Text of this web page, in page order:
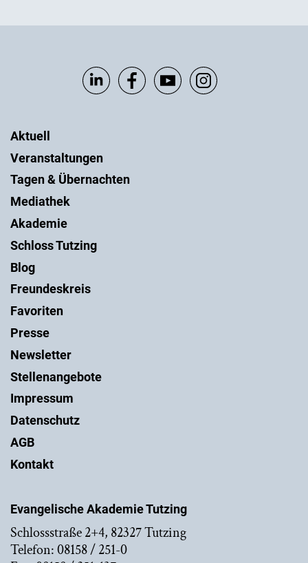
Evangelische Akademie Tutzing
Schlossstraße 2+4, 82327 Tutzing
Telefon: 08158 / 251-0
Aktuell
Veranstaltungen
Tagen & Übernachten
Mediathek
Akademie
Schloss Tutzing
Blog
Freundeskreis
Favoriten
Presse
Newsletter
Stellenangebote
Impressum
Datenschutz
AGB
Kontakt